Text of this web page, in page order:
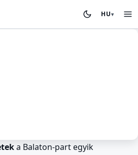
medence HU▾
a Balaton-part egyik